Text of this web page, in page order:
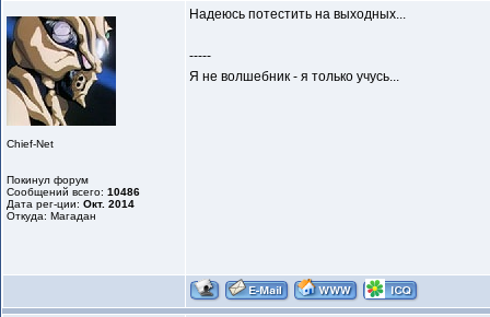
Chief-Net
Покинул форум
Сообщений всего: 10486
Дата рег-ции: Окт. 2014
Откуда: Магадан
Надеюсь потестить на выходных...
-----
Я не волшебник - я только учусь...